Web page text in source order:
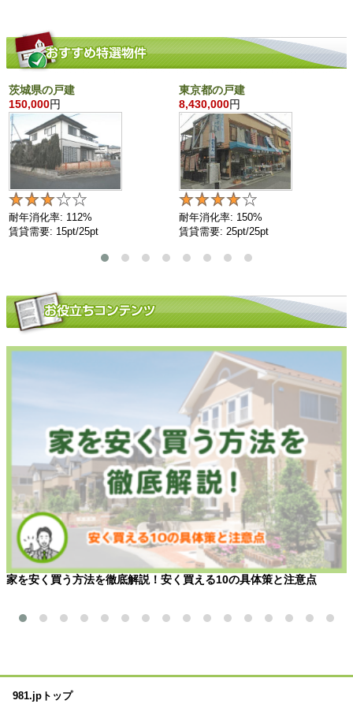
茨城県の戸建
150,000円
耐年消化率: 112%
賃貸需要: 15pt/25pt
東京都の戸建
8,430,000円
耐年消化率: 150%
賃貸需要: 25pt/25pt
家を安く買う方法を徹底解説！安く買える10の具体策と注意点
981.jpトップ